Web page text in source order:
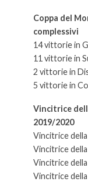
Coppa del
complessivi
14 vittorie in
11 vittorie in
2 vittorie in
5 vittorie in
Vincitrice
2019/2020
Vincitrice
Vincitrice
Vincitrice
Vincitrice